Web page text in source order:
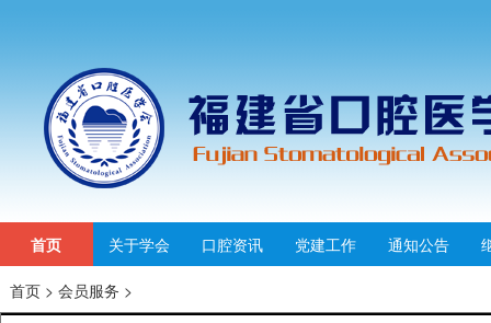
首页 关于学会 口腔资讯 党建工作 通知公告
首页 > 会员服务 >